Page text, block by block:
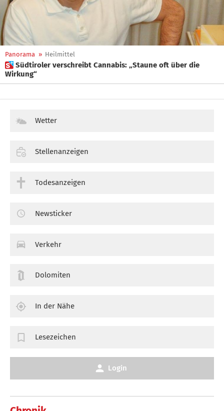
Panorama » Heilmittel
 Südtiroler verschreibt Cannabis: „Staune oft über die
Wirkung“
Wetter
Stellenanzeigen
Todesanzeigen
Newsticker
Verkehr
Dolomiten
In der Nähe
Lesezeichen
Login